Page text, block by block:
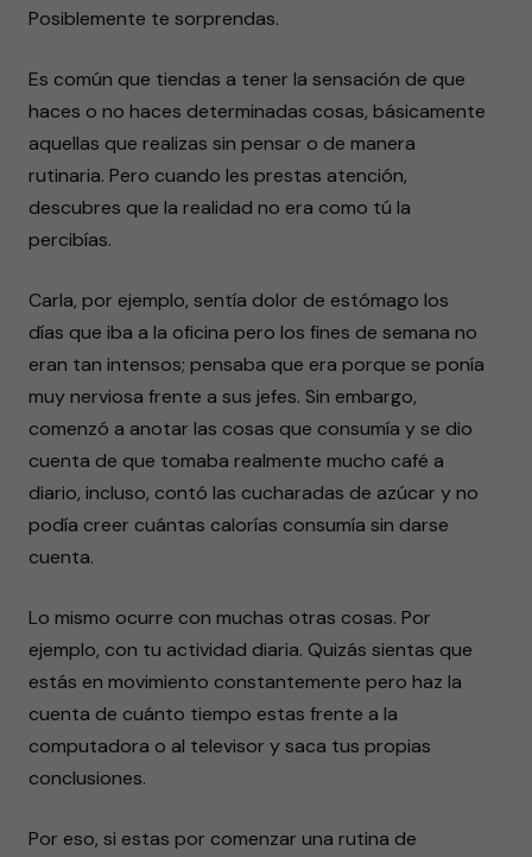
Posiblemente te sorprendas.
Es común que tiendas a tener la sensación de que
haces o no haces determinadas cosas, básicamente
aquellas que realizas sin pensar o de manera
rutinaria. Pero cuando les prestas atención,
descubres que la realidad no era como tú la
percibías.
Carla, por ejemplo, sentía dolor de estómago los
días que iba a la oficina pero los fines de semana no
eran tan intensos; pensaba que era porque se ponía
muy nerviosa frente a sus jefes. Sin embargo,
comenzó a anotar las cosas que consumía y se dio
cuenta de que tomaba realmente mucho café a
diario, incluso, contó las cucharadas de azúcar y no
podía creer cuántas calorías consumía sin darse
cuenta.
Lo mismo ocurre con muchas otras cosas. Por
ejemplo, con tu actividad diaria. Quizás sientas que
estás en movimiento constantemente pero haz la
cuenta de cuánto tiempo estas frente a la
computadora o al televisor y saca tus propias
conclusiones.
Por eso, si estas por comenzar una rutina de